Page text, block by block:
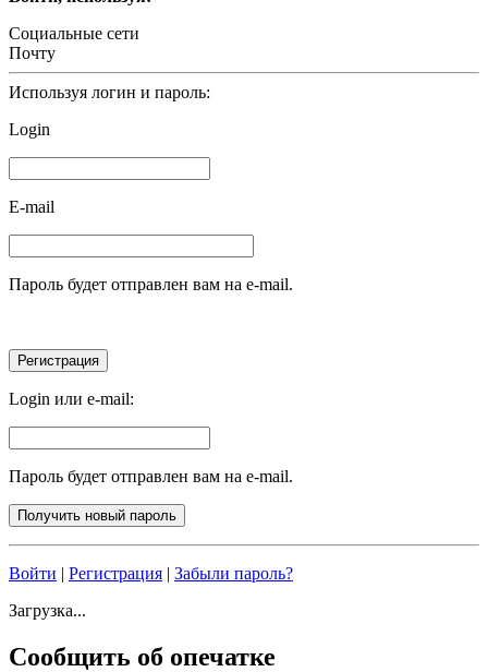
Социальные сети
Почту
Используя логин и пароль:
Login
E-mail
Пароль будет отправлен вам на e-mail.
Login или e-mail:
Пароль будет отправлен вам на e-mail.
Войти | Регистрация | Забыли пароль?
Загрузка...
Сообщить об опечатке